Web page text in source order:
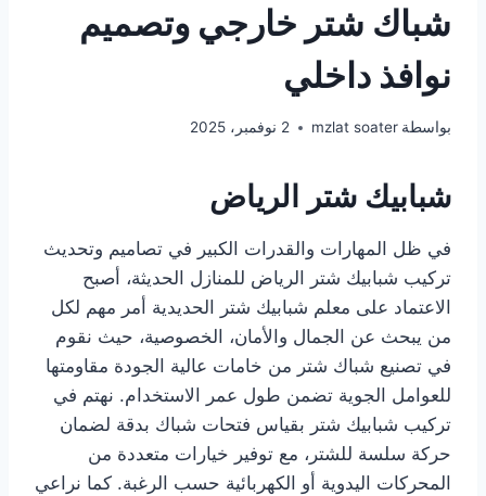
شباك شتر خارجي وتصميم
نوافذ داخلي
بواسطة mzlat soater 2 نوفمبر، 2025
شبابيك شتر الرياض
في ظل المهارات والقدرات الكبير في تصاميم وتحديث
تركيب شبابيك شتر الرياض للمنازل الحديثة، أصبح
الاعتماد على معلم شبابيك شتر الحديدية أمر مهم لكل
من يبحث عن الجمال والأمان، الخصوصية، حيث نقوم
في تصنيع شباك شتر من خامات عالية الجودة مقاومتها
للعوامل الجوية تضمن طول عمر الاستخدام. نهتم في
تركيب شبابيك شتر بقياس فتحات شباك بدقة لضمان
حركة سلسة للشتر، مع توفير خيارات متعددة من
المحركات اليدوية أو الكهربائية حسب الرغبة. كما نراعي